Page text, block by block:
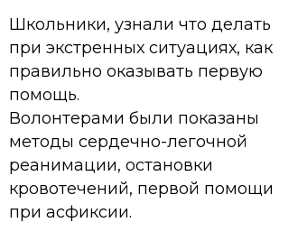
Школьники, узнали что делать
при экстренных ситуациях, как
правильно оказывать первую
помощь.
Волонтерами были показаны
методы сердечно-легочной
реанимации, остановки
кровотечений, первой помощи
при асфиксии.